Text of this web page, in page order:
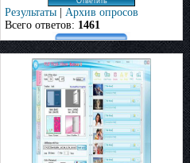
Результаты | Архив опросов
Всего ответов: 1461